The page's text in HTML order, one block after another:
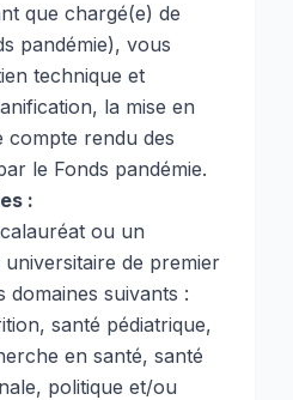
que chargé(e) de
pandémie), vous
technique et
la mise en
rendu des
le Fonds pandémie.
:
ou un
de premier
suivants :
santé pédiatrique,
en santé, santé
politique et/ou